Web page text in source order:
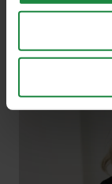
“Wat mij
vertellen.”